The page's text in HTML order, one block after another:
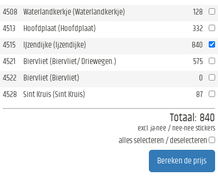
4508
Waterlandkerkje (Waterlandkerkje)
128
4513
Hoofdplaat (Hoofdplaat)
332
4515
IJzendijke (Ijzendijke)
840
4521
Biervliet (Biervliet/ Driewegen.)
575
4522
Biervliet (Biervliet)
0
4528
Sint Kruis (Sint Kruis) 87
Totaal: 840
excl. ja-nee / nee-nee stickers
alles selecteren / deselecteren